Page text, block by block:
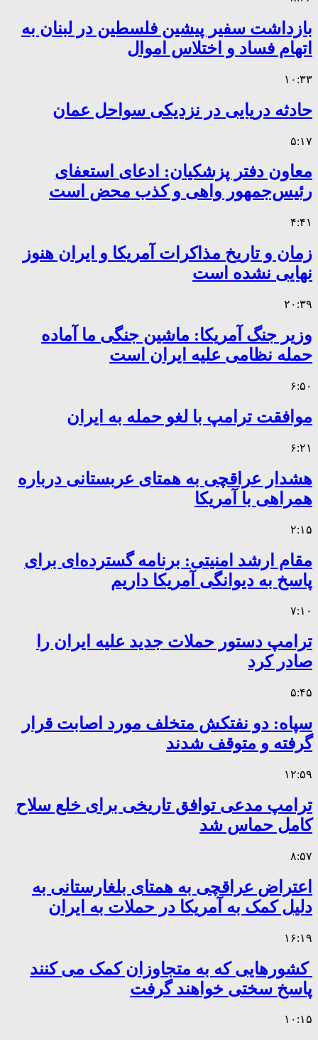
بازداشت سفیر پیشین فلسطین در لبنان به
اتهام فساد و اختلاس اموال
۱۰:۳۳
حادثه دریایی در نزدیکی سواحل عمان
۵:۱۷
معاون دفتر پزشکیان: ادعای استعفای
رئیس‌جمهور واهی و کذب محض است
۴:۴۱
زمان و تاریخ مذاکرات آمریکا و ایران هنوز
نهایی نشده است
۲۰:۳۹
وزیر جنگ آمریکا: ماشین جنگی ما آماده
حمله نظامی علیه ایران است
۶:۵۰
موافقت ترامپ با لغو حمله به ایران
۶:۲۱
هشدار عراقچی به همتای عربستانی درباره
همراهی با آمریکا
۲:۱۵
مقام ارشد امنیتی: برنامه گسترده‌ای برای
پاسخ به دیوانگی آمریکا داریم
۷:۱۰
ترامپ دستور حملات جدید علیه ایران را
صادر کرد
۵:۴۵
سپاه: دو نفتکش متخلف مورد اصابت قرار
گرفته و متوقف شدند
۱۲:۵۹
ترامپ مدعی توافق تاریخی برای خلع سلاح
کامل حماس شد
۸:۵۷
اعتراض عراقچی به همتای بلغارستانی به
دلیل کمک به آمریکا در حملات به ایران
۱۶:۱۹
کشورهایی که به متجاوزان کمک می کنند
پاسخ سختی خواهند گرفت
۱۰:۱۵